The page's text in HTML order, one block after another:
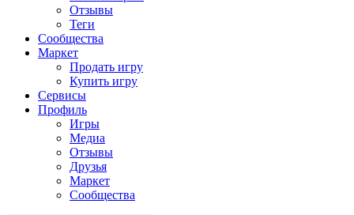
Отзывы
Теги
Сообщества
Маркет
Продать игру
Купить игру
Сервисы
Профиль
Игры
Медиа
Отзывы
Друзья
Маркет
Сообщества